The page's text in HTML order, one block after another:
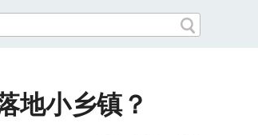
地小乡镇？